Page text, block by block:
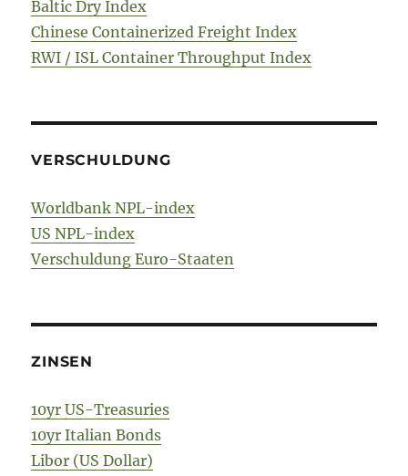
Baltic Dry Index
Chinese Containerized Freight Index
RWI / ISL Container Throughput Index
VERSCHULDUNG
Worldbank NPL-index
US NPL-index
Verschuldung Euro-Staaten
ZINSEN
10yr US-Treasuries
10yr Italian Bonds
Libor (US Dollar)